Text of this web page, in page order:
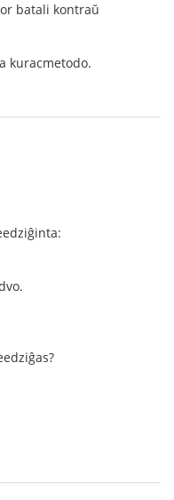
batali kontraŭ
kuracmetodo.